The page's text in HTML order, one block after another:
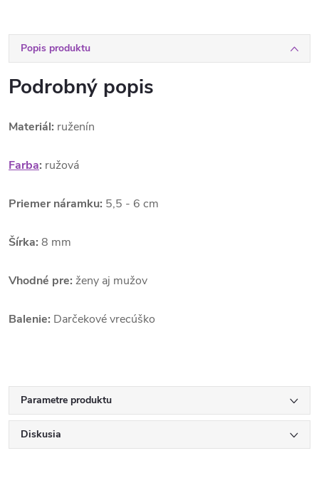
Popis produktu
Podrobný popis
Materiál: ruženín
Farba: ružová
Priemer náramku: 5,5 - 6 cm
Šírka: 8 mm
Vhodné pre: ženy aj mužov
Balenie: Darčekové vrecúško
Parametre produktu
Diskusia